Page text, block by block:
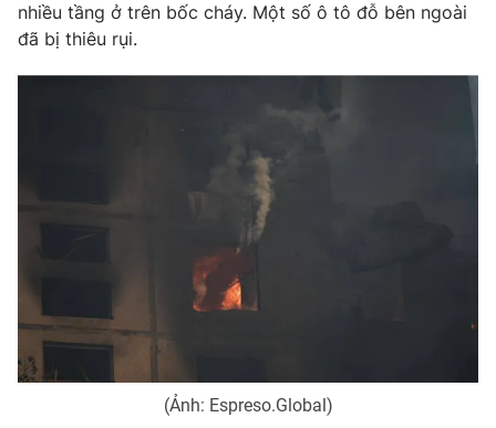
Tư vấn
Chuyên mục khác
Infographic
Shorts video
VTV Money VTV Thể thao
VTV Sức khoẻ
Tấm lòng Việt
nhiều tầng ở trên bốc cháy. Một số ô tô đỗ bên ngoài
đã bị thiêu rụi.
(Ảnh: Espreso.Global)